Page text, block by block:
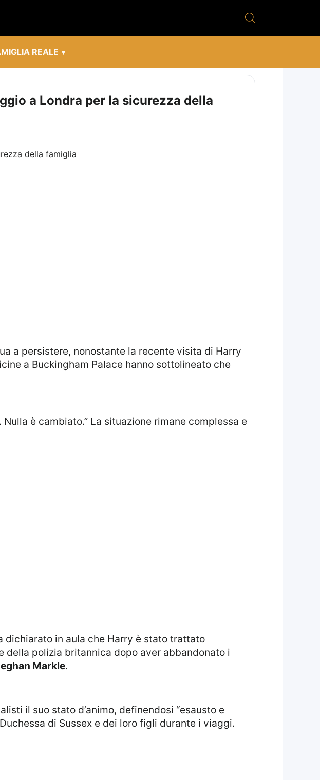
REALE
a Londra per la sicurezza della
a persistere, nonostante la recente visita di Harry
a Buckingham Palace hanno sottolineato che
dichiarato in aula che Harry è stato trattato
polizia britannica dopo aver abbandonato i
Markle.
di Sussex e dei loro figli durante i viaggi.